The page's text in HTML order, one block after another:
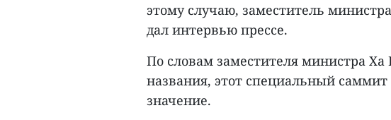
этому случаю, заместитель
дал интервью прессе.
По словам заместителя министра Ха
названия, этот специальный
значение.